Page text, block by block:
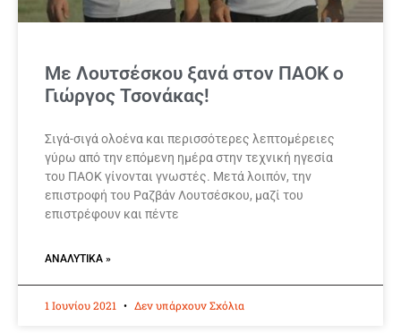
Με Λουτσέσκου ξανά στον ΠΑΟΚ ο
Γιώργος Τσονάκας!
Σιγά-σιγά ολοένα και περισσότερες λεπτομέρειες
γύρω από την επόμενη ημέρα στην τεχνική ηγεσία
του ΠΑΟΚ γίνονται γνωστές. Μετά λοιπόν, την
επιστροφή του Ραζβάν Λουτσέσκου, μαζί του
επιστρέφουν και πέντε
ΑΝΑΛΥΤΙΚΆ »
1 Ιουνίου 2021 Δεν υπάρχουν Σχόλια